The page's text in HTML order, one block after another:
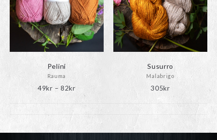
ju. Lite lin har aldrig skadat i ett garn, helt enkelt.
Pelini
Rauma
49kr – 82krPrisintervall:
49kr
Susurro
Malabrigo
305kr